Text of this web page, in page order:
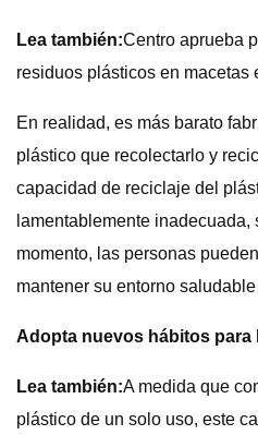
Lea también:Centro aprueba
residuos plásticos en macetas
En realidad, es más barato
plástico que recolectarlo y
capacidad de reciclaje del
lamentablemente
momento, las personas
mantener su entorno
Adopta nuevos hábitos para
Lea también:A medida que
plástico de un solo uso, este